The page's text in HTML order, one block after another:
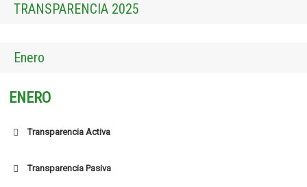
TRANSPARENCIA 2025
Enero
ENERO
Transparencia Activa
Transparencia Pasiva